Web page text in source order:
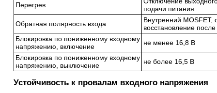
Перегрев
подачи питания
Обратная полярность входа
Внутренний MOSFET,
восстановление
Блокировка по пониженному входному
напряжению, включение
не менее 16,8 В
Блокировка по пониженному входному
напряжению, выключение
не более 16,5 В
Устойчивость к провалам входного напряжения